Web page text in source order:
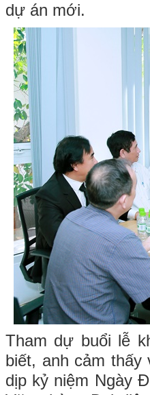
dự án mới.
Tham dự buổi lễ
biết, anh cảm
dịp kỷ niệm Ngày